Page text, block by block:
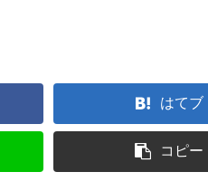
はてブ
コピー